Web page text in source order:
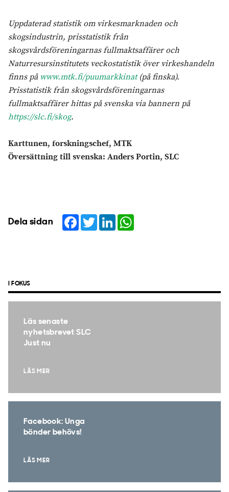
Uppdaterad statistik om virkesmarknaden och
skogsindustrin, prisstatistik från
skogsvårdsföreningarnas fullmaktsaffärer och
Naturresursinstitutets veckostatistik över virkeshandeln
finns påwww.mtk.fi/puumarkkinat(på finska).
Prisstatistik från skogsvårdsföreningarnas
fullmaktsaffärer hittas på svenska via bannern på
https://slc.fi/skog.
Karttunen, forskningschef, MTK
Översättning till svenska: Anders Portin, SLC
Dela sidan Facebook
TwitterLinkedIn
I FOKUS
Läs senaste
nyhetsbrevet SLC
Just nu
LÄS MER
Facebook: Unga
bönder behövs!
LÄS MER